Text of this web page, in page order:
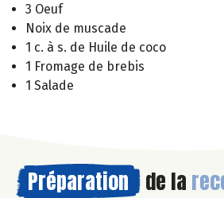
3 Oeuf
Noix de muscade
1 c. à s. de Huile de coco
1 Fromage de brebis
1 Salade
Préparation de la